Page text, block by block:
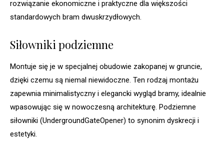
rozwiązanie ekonomiczne i praktyczne dla większości
standardowych bram dwuskrzydłowych.
Siłowniki podziemne
Montuje się je w specjalnej obudowie zakopanej w gruncie,
dzięki czemu są niemal niewidoczne. Ten rodzaj montażu
zapewnia minimalistyczny i elegancki wygląd bramy, idealnie
wpasowując się w nowoczesną architekturę. Podziemne
siłowniki (UndergroundGateOpener) to synonim dyskrecji i
estetyki.